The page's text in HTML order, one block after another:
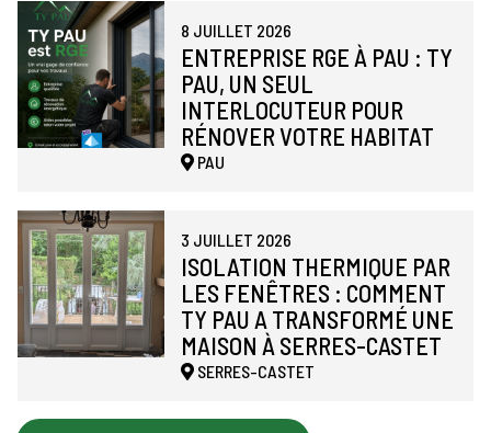
8 JUILLET 2026
ENTREPRISE RGE À PAU : TY
PAU, UN SEUL
INTERLOCUTEUR POUR
RÉNOVER VOTRE HABITAT
PAU
3 JUILLET 2026
ISOLATION THERMIQUE PAR
LES FENÊTRES : COMMENT
TY PAU A TRANSFORMÉ UNE
MAISON À SERRES-CASTET
SERRES-CASTET